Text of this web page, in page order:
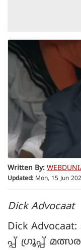
Written By:
Updated: Mon, 15 Jun
Dick Advocaat
Dick
പ്പ് ഗ്രൂപ്പ്